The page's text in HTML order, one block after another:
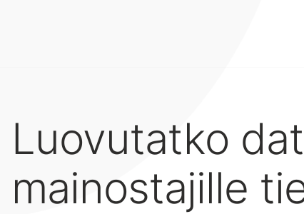
Luovutatko
mainostajille